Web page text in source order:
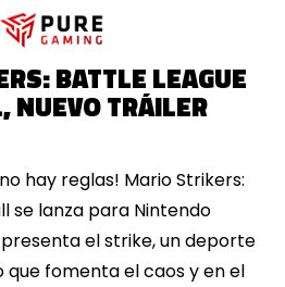
BATTLE LEAGUE
NUEVO TRÁILER
hay reglas! Mario Strikers:
se lanza para Nintendo
presenta el strike, un deporte
fomenta el caos y en el